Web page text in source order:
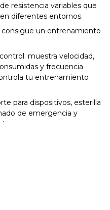
resistencia variables que
diferentes entornos.
consigue un entrenamiento
muestra velocidad,
y frecuencia
tu entrenamiento
para dispositivos, esterilla
de emergencia y
seguridad gracias a su